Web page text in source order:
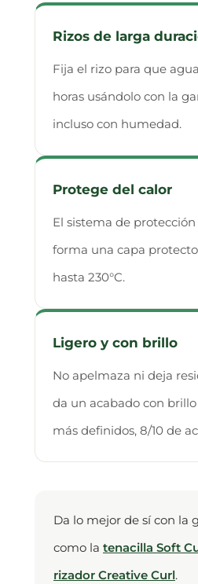
Rizos de larga
Fija el rizo para que
horas usándolo con la
incluso con humedad.
Protege del calor
El sistema de
forma una capa
hasta 230°C.
Ligero y con brillo
No apelmaza ni deja
da un acabado con
más definidos, 8/10 de
Da lo mejor de sí con la
como la tenacilla Soft
rizador Creative Curl.